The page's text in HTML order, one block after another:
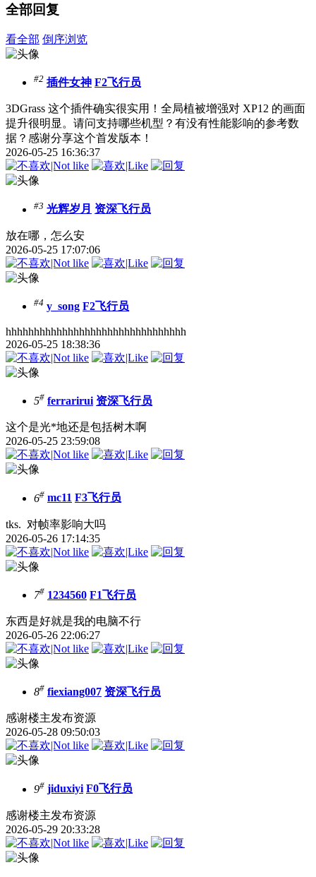
全部回复
看全部 倒序浏览
#2 插件女神 F2飞行员
3DGrass 这个插件确实很实用！全局植被增强对 XP12 的画面
提升很明显。请问支持哪些机型？有没有性能影响的参考数
据？感谢分享这个首发版本！
2026-05-25 16:36:37
#3 光辉岁月 资深飞行员
放在哪，怎么安
2026-05-25 17:07:06
#4 y_song F2飞行员
hhhhhhhhhhhhhhhhhhhhhhhhhhhhhhhh
2026-05-25 18:38:36
5# ferrarirui 资深飞行员
这个是光*地还是包括树木啊
2026-05-25 23:59:08
6# mc11 F3飞行员
tks. 对帧率影响大吗
2026-05-26 17:14:35
7# 1234560 F1飞行员
东西是好就是我的电脑不行
2026-05-26 22:06:27
8# fiexiang007 资深飞行员
感谢楼主发布资源
2026-05-28 09:50:03
9# jiduxiyi F0飞行员
感谢楼主发布资源
2026-05-29 20:33:28